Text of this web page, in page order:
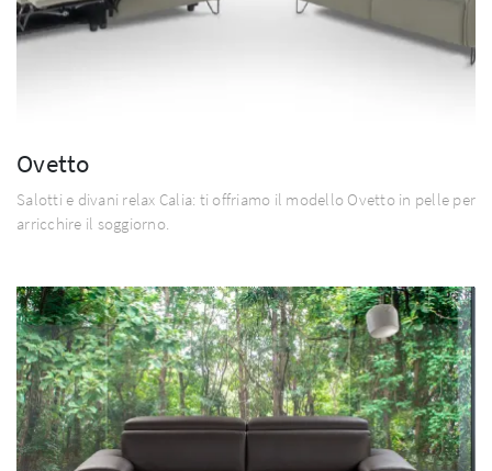
Ovetto
Salotti e divani relax Calia: ti offriamo il modello Ovetto in pelle per
arricchire il soggiorno.